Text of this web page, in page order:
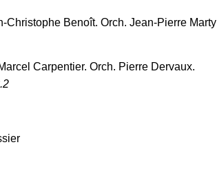
Benoît. Orch. Jean-Pierre Marty
Carpentier. Orch. Pierre Dervaux.